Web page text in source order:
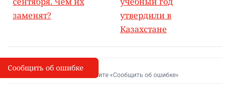
заменят?
утвердили в
Казахстане
I
Сообщить об опечатке
Выделите фрагмент и нажмите «Сообщить об ошибке»
Сообщить об ошибке